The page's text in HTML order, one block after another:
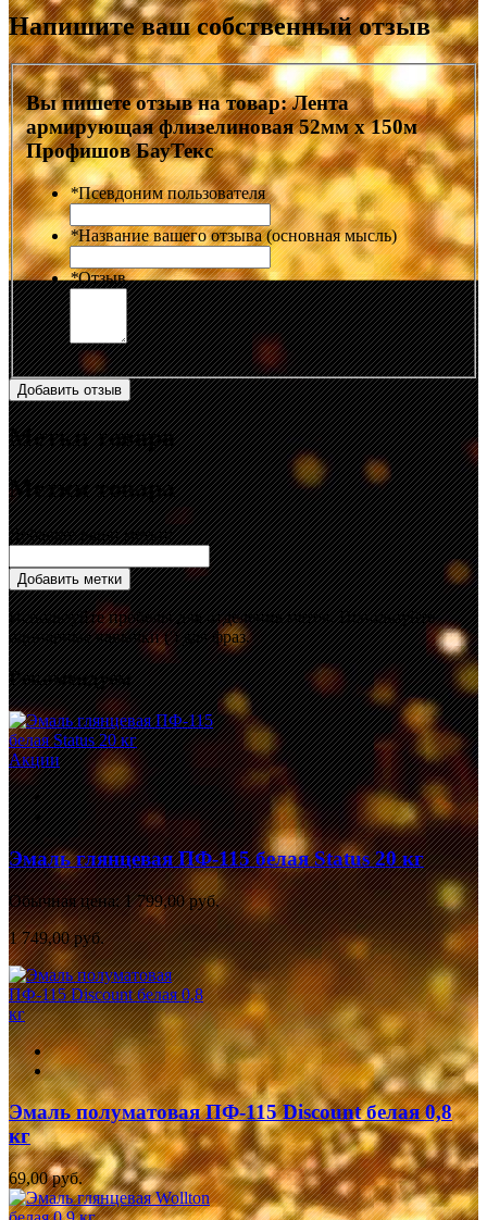
Напишите ваш собственный отзыв
Вы пишете отзыв на товар:Лента
армирующая флизелиновая 52мм х 150м
Профишов БауТекс
*Псевдоним пользователя
*Название вашего отзыва (основная мысль)
*Отзыв
Добавить отзыв
Метки товара
Метки товара
Добавьте ваши метки:
Добавить метки
Используйте пробелы для отделения меток. Используйте
одинарные кавычки (') для фраз.
Рекомендуем
Акции
Эмаль глянцевая ПФ-115 белая Status 20 кг
Обычная цена: 1 799,00 руб.
1 749,00 руб.
Эмаль полуматовая ПФ-115 Discount белая 0,8
кг
69,00 руб.